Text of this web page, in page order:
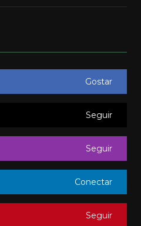
Gostar
Seguir
Seguir
Conectar
Seguir